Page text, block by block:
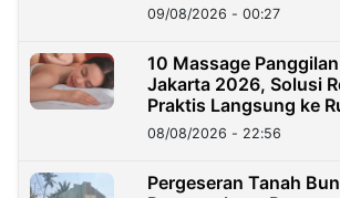
09/08/2026 - 00:27
10 Massage
Jakarta 2026, Solusi
Praktis Langsung ke
08/08/2026 - 22:56
Pergeseran Tanah